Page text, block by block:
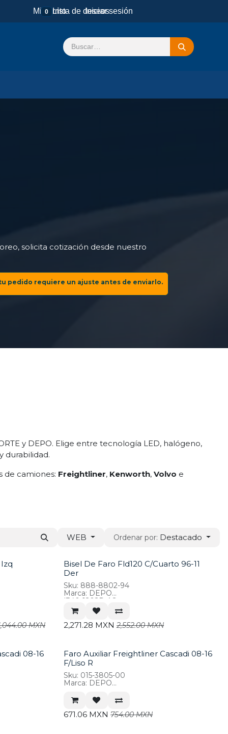
Mi carrito
0 Lista de deseosIniciar sesión
solicita cotización desde nuestro
pedido requiere un ajuste antes de enviarlo.
y DEPO. Elige entre tecnología LED, halógeno,
durabilidad.
de camiones: Freightliner, Kenworth, Volvo e
WEB Ordenar por: Destacado
MXN
Bisel De Faro Fld120 C/Cuarto 96-11
Der
Sku: 888-8802-94
Marca: DEPO
*340-1202R-AS
2,271.28 MXN 2,552.00MXN
08-16
Faro Auxiliar Freightliner Cascadi 08-16
F/Liso R
Sku: 015-3805-00
Marca: DEPO
671.06 MXN 754.00MXN